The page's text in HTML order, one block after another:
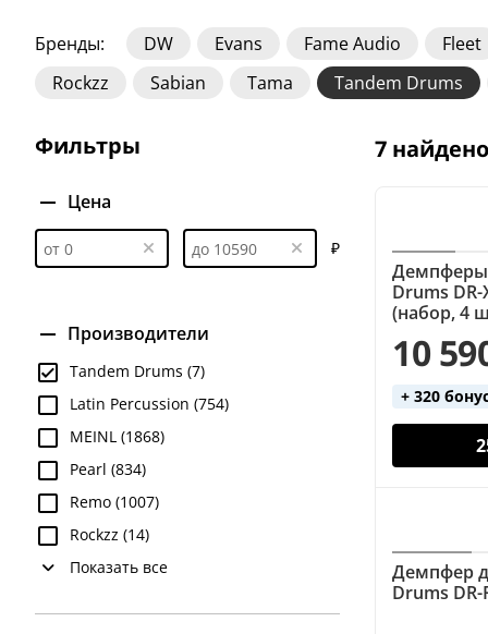
Бренды: DW Evans Fame Audio Fleet
Rockzz
Sabian Tama Tandem Drums
Фильтры
Цена
₽
Производители
Tandem Drums (7)
Latin Percussion (754)
MEINL (1868)
Pearl (834)
Remo (1007)
Rockzz (14)
Показать все
7 найдено
Демпферы
Drums DR-
(набор, 4
10
+ 320
Демпфер
Drums